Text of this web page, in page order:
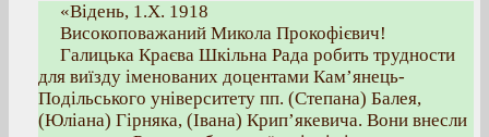
«Відень, 1.Х. 1918
Високоповажаний Микола Прокофієвич!
Галицька Краєва Шкільна Рада робить трудности
для виїзду іменованих доцентами Кам’янець-
Подільського університету пп. (Степана) Балея,
(Юліана) Гірняка, (Івана) Крип’якевича. Вони внесли